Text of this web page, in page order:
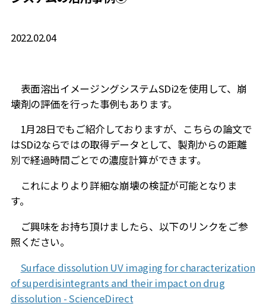
2022.02.04
表面溶出イメージングシステムSDi2を使用して、崩
壊剤の評価を行った事例もあります。
1月28日でもご紹介しておりますが、こちらの論文で
はSDi2ならではの取得データとして、製剤からの距離
別で経過時間ごとでの濃度計算ができます。
これによりより詳細な崩壊の検証が可能となりま
す。
ご興味をお持ち頂けましたら、以下のリンクをご参
照ください。
Surface dissolution UV imaging for characterization
of superdisintegrants and their impact on drug
dissolution - ScienceDirect